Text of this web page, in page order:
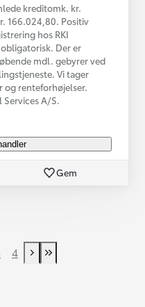
kreditomk. kr.
166.024,80. Positiv
hos RKI
Der er
mdl. gebyrer ved
Vi tager
renteforhøjelser.
A/S.
Gem
4
Næste side
Last Page